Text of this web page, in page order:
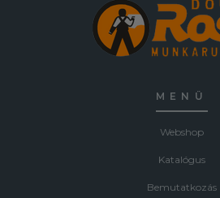
MENÜ
Webshop
Katalógus
Bemutatkozás